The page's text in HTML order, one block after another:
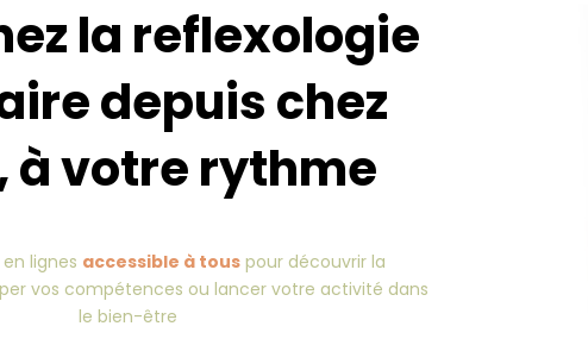
la reflexologie
depuis chez
à votre rythme
lignes accessible à tous pour découvrir la
vos compétences ou lancer votre activité dans
le bien-être